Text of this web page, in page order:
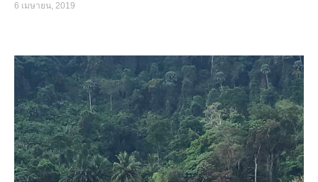
6 เมษายน, 2019